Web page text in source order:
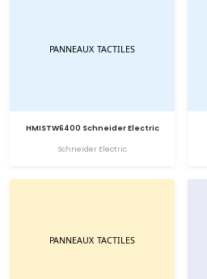
HMISTW6400 Schneider Electric
Schneider Electric